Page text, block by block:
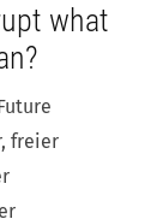
what
freier